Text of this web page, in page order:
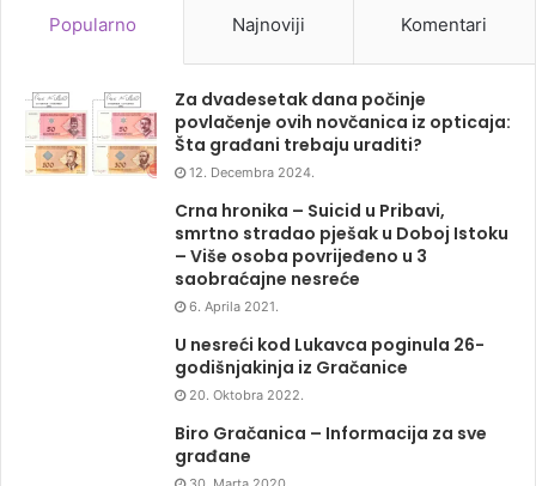
Popularno Najnoviji Komentari
Za dvadesetak dana počinje
povlačenje ovih novčanica iz opticaja:
Šta građani trebaju uraditi?
12. Decembra 2024.
Crna hronika – Suicid u Pribavi,
smrtno stradao pješak u Doboj Istoku
– Više osoba povrijeđeno u 3
saobraćajne nesreće
6. Aprila 2021.
U nesreći kod Lukavca poginula 26-
godišnjakinja iz Gračanice
20. Oktobra 2022.
Biro Gračanica – Informacija za sve
građane